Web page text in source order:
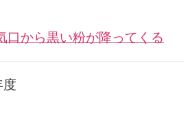
口から黒い粉が降ってくる
度